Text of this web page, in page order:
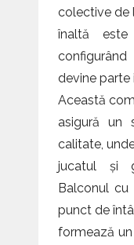
colective de
înaltă este
devine parte
Această
asigură un
calitate,
jucatul și
Balconul cu
punct de
formează